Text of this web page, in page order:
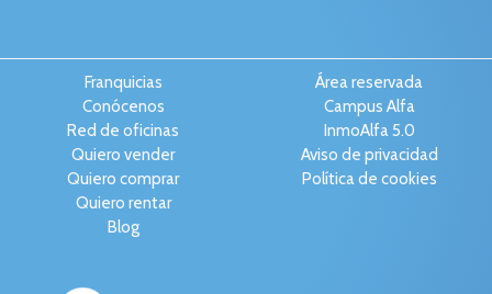
Franquicias
Conócenos
Red de oficinas
Quiero vender
Quiero comprar
Quiero rentar
Blog
Área reservada
Campus Alfa
InmoAlfa 5.0
Aviso de privacidad
Política de cookies